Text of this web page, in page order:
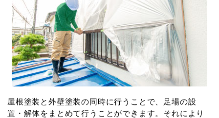
屋根塗装と外壁塗装の同時に行うことで、足場の設
置・解体をまとめて行うことができます。それにより